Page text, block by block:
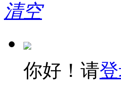
清空
你好！请